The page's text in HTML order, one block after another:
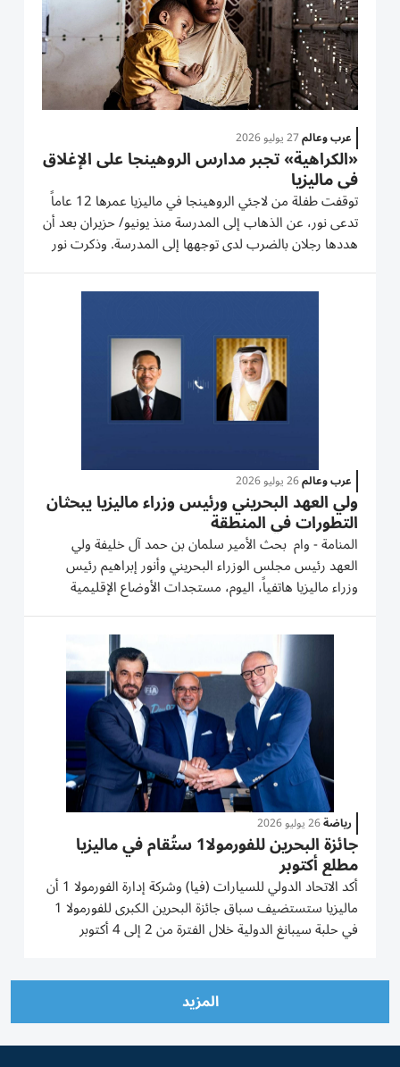
عرب وعالم27 يوليو 2026
«الكراهية» تجبر مدارس الروهينجا على الإغلاق
في ماليزيا
توقفت طفلة من لاجئي الروهينجا في ماليزيا عمرها 12 عاماً
تدعى نور، عن الذهاب إلى المدرسة منذ يونيو/ حزيران ‌بعد أن
هددها رجلان بالضرب لدى توجهها إلى المدرسة. وذكرت نور
أن ​الرجلين وجها ⁠لها سؤالين قائلين: «لماذا تريدين الذهاب
إلى المدرسة؟ هل ‌تريدين الاستيلاء على بلدنا؟»....
عرب وعالم26 يوليو 2026
ولي العهد البحريني ورئيس وزراء ماليزيا يبحثان
التطورات في المنطقة
المنامة - وام بحث الأمير سلمان بن حمد آل خليفة ولي
العهد رئيس مجلس الوزراء البحريني وأنور إبراهيم رئيس
وزراء ماليزيا هاتفياً، اليوم، مستجدات الأوضاع الإقليمية
والدولية. وذكرت وكالة الأنباء البحرينية أنه تم خلال الاتصال
الهاتفي التأكيد على عمق العلاقات الوثيقة التي تجمع...
رياضة26 يوليو 2026
جائزة البحرين للفورمولا1 ستُقام في ماليزيا
مطلع أكتوبر
أكد الاتحاد الدولي للسيارات (فيا) وشركة إدارة الفورمولا 1 أن
ماليزيا ستستضيف سباق جائزة البحرين الكبرى للفورمولا 1
في حلبة سيبانغ الدولية خلال الفترة من 2 إلى 4 أكتوبر
المزيد